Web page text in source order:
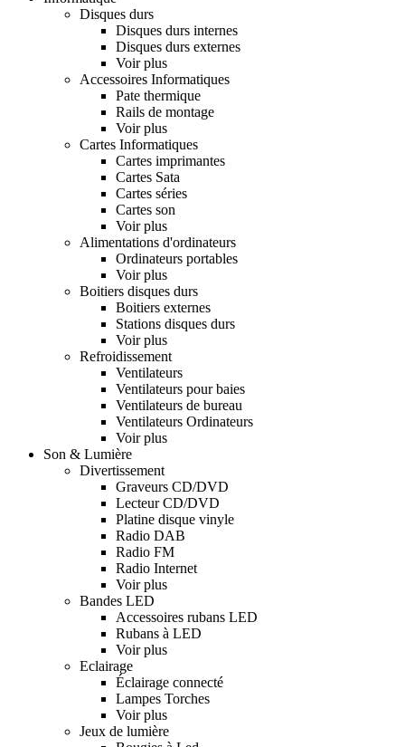
Disques durs
Disques durs internes
Disques durs externes
Voir plus
Accessoires Informatiques
Pate thermique
Rails de montage
Voir plus
Cartes Informatiques
Cartes imprimantes
Cartes Sata
Cartes séries
Cartes son
Voir plus
Alimentations d'ordinateurs
Ordinateurs portables
Voir plus
Boitiers disques durs
Boitiers externes
Stations disques durs
Voir plus
Refroidissement
Ventilateurs
Ventilateurs pour baies
Ventilateurs de bureau
Ventilateurs Ordinateurs
Voir plus
Son & Lumière
Divertissement
Graveurs CD/DVD
Lecteur CD/DVD
Platine disque vinyle
Radio DAB
Radio FM
Radio Internet
Voir plus
Bandes LED
Accessoires rubans LED
Rubans à LED
Voir plus
Eclairage
Éclairage connecté
Lampes Torches
Voir plus
Jeux de lumière